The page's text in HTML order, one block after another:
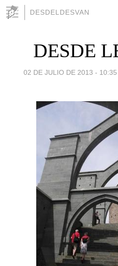
DESDELDESVAN
DESDE
02 DE JULIO DE 2013 - 10:35